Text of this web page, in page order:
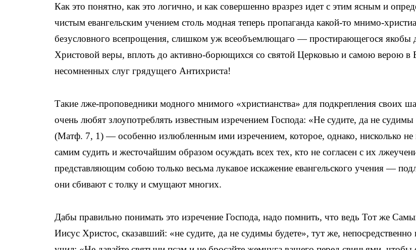
Как это понятно, как это логично, и как совершенно вразрез идет с этим ясным и
чистым евангельским учением столь модная теперь пропаганда какой-то мнимо-
безусловного всепрощения, слишком уж всеобъемлющаго — простирающегося якобы
Христовой веры, вплоть до активно-борющихся со святой Церковью и самою верою в
несомненных слуг грядущего Антихриста!
Такие лже-проповедники модного мнимого «христианства» для подкрепления своих
очень любят злоупотреблять известным изречением Господа: «Не судите, да не судимы
(Матф. 7, 1) — особенно излюбленным ими изречением, которое, однако, нисколько
самим судить и жесточайшим образом осуждать всех тех, кто не согласен с их
представляющим собою только весьма лукавое искажение евангельского учения —
они сбивают с толку и смущают многих.
Дабы правильно понимать это изречение Господа, надо помнить, что ведь Тот же
Иисус Христос, сказавший: «не судите, да не судимы будете», тут же, непосредственно